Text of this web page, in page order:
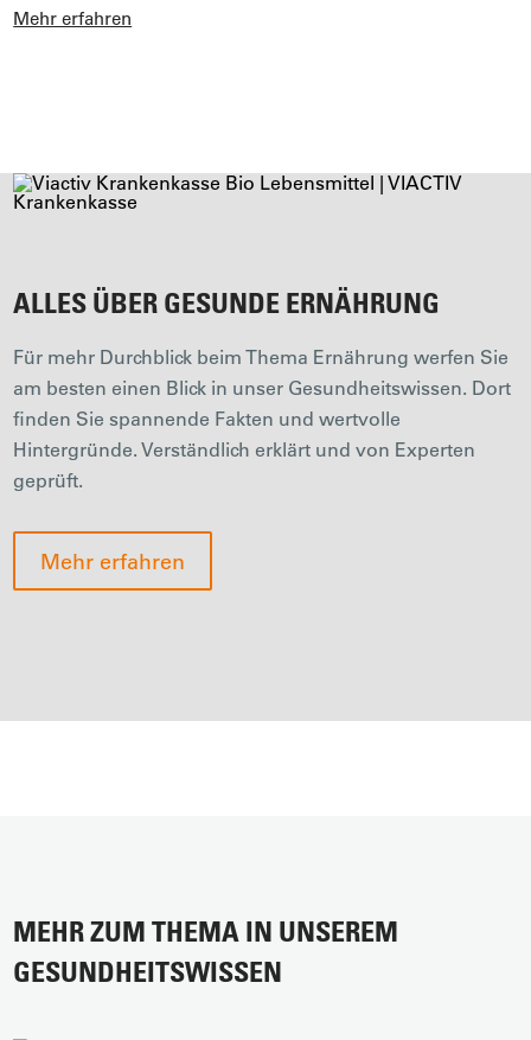
Mehr erfahren
ALLES ÜBER GESUNDE ERNÄHRUNG
Für mehr Durchblick beim Thema Ernährung werfen Sie
am besten einen Blick in unser Gesundheitswissen. Dort
finden Sie spannende Fakten und wertvolle
Hintergründe. Verständlich erklärt und von Experten
geprüft.
Mehr erfahren
MEHR ZUM THEMA IN UNSEREM
GESUNDHEITSWISSEN